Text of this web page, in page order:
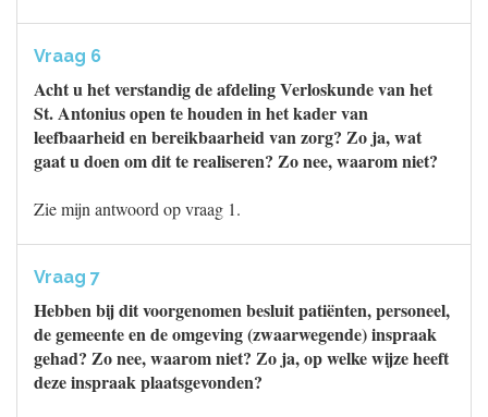
Vraag 6
Acht u het verstandig de afdeling Verloskunde van het
St. Antonius open te houden in het kader van
leefbaarheid en bereikbaarheid van zorg? Zo ja, wat
gaat u doen om dit te realiseren? Zo nee, waarom niet?
Zie mijn antwoord op vraag 1.
Vraag 7
Hebben bij dit voorgenomen besluit patiënten, personeel,
de gemeente en de omgeving (zwaarwegende) inspraak
gehad? Zo nee, waarom niet? Zo ja, op welke wijze heeft
deze inspraak plaatsgevonden?